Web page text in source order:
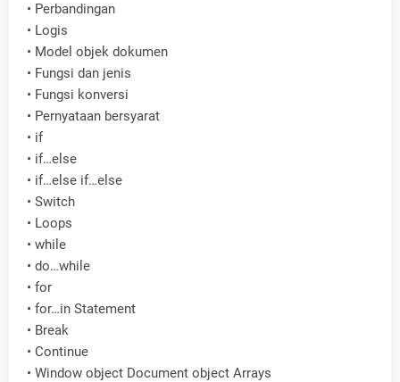
• Perbandingan
• Logis
• Model objek dokumen
• Fungsi dan jenis
• Fungsi konversi
• Pernyataan bersyarat
• if
• if…else
• if…else if…else
• Switch
• Loops
• while
• do…while
• for
• for…in Statement
• Break
• Continue
• Window object Document object Arrays